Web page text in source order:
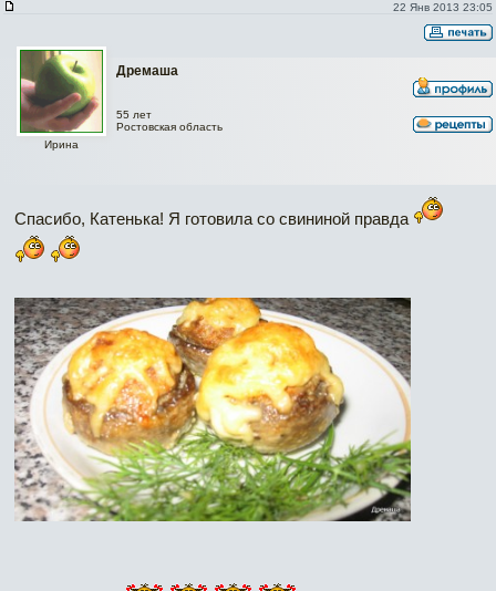
22 Янв 2013 23:05
Дремаша
Ирина
55 лет
Ростовская область
Спасибо, Катенька! Я готовила со свининой правда